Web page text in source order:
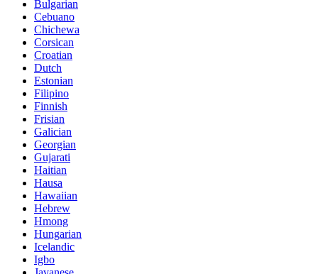
Bulgarian
Cebuano
Chichewa
Corsican
Croatian
Dutch
Estonian
Filipino
Finnish
Frisian
Galician
Georgian
Gujarati
Haitian
Hausa
Hawaiian
Hebrew
Hmong
Hungarian
Icelandic
Igbo